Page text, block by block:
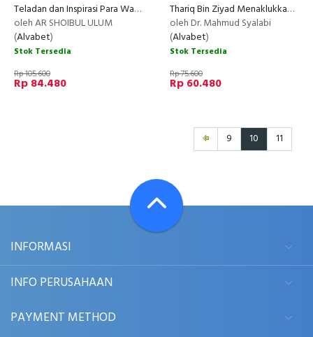
Teladan dan Inspirasi Para Wanita Tangguh Sahabat Nabi
oleh AR SHOIBUL ULUM
(Alvabet)
Stok Tersedia
Rp 105.600
Rp 84.480
Thariq Bin Ziyad Menaklukkan Andalusia
oleh Dr. Mahmud Syalabi
(Alvabet)
Stok Tersedia
Rp 75.600
Rp 60.480
9 10 11
INFORMASI
INFO PERUSAHAAN
PAYMENT METHOD